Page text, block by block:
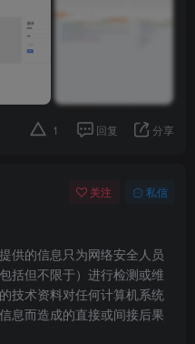
1 回复 分享
关注 私信
供的信息只为网络安全人员
括但不限于）进行检测或维
技术资料对任何计算机系统
息而造成的直接或间接后果